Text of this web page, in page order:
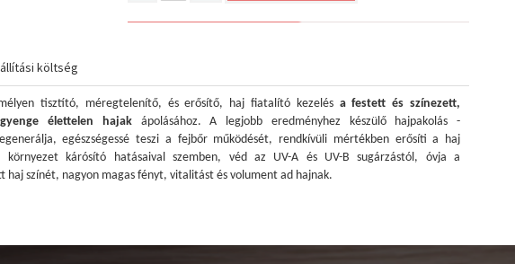
költség
tisztító, méregtelenítő, és erősítő, haj fiatalító kezelés a festett és színezett,
élettelen hajakápolásához. A legjobb eredményhez készülő hajpakolás -
egészségessé teszi a fejbőr működését, rendkívüli mértékben erősíti a haj
környezet kárósító hatásaival szemben, véd az UV-A és UV-B sugárzástól, óvja a
haj színét, nagyon magas fényt, vitalitást és volument ad hajnak.
-ra változik, és a legjobb eredményhez a hajmaszk már VEGÁN is, és továbra is